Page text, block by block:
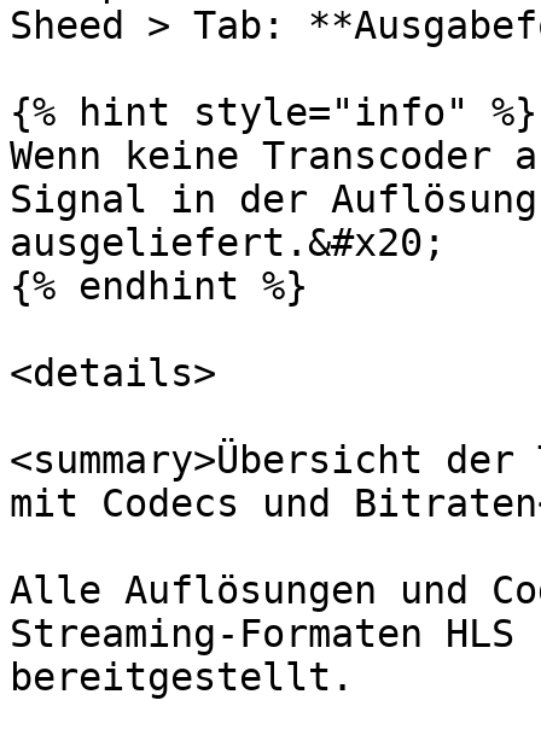
Sheed > Tab:
{% hint style="info" %}
Wenn keine
Signal in der
ausgeliefert.&#x20;
{% endhint %}
<details>
<summary>Übersicht
mit Codecs und
Alle Auflösungen und
Streaming-Formaten HLS
bereitgestellt.